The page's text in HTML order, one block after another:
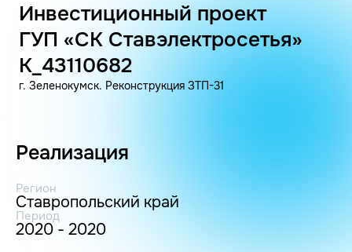
Инвестиционный проект
ГУП «СК Ставэлектросетья»
K_43110682
г. Зеленокумск. Реконструкция ЗТП-31
Реализация
Регион
Ставропольский край
Период
2020 - 2020